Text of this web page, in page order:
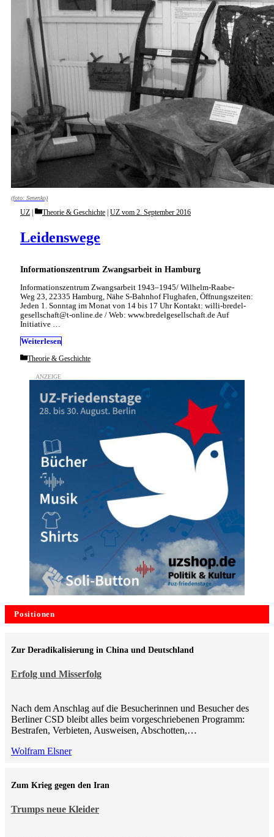
(foto: Senenko)
Informationszentrum Zwangsarbeit in Hamburg
Leidenswege
UZ Categories
Theorie & Geschichte UZ vom 2. September 2016
Informationszentrum Zwangsarbeit 1943–1945/ Wilhelm-Raabe-
Weg 23, 22335 Hamburg, Nähe S-Bahnhof Flughafen, Öffnungszeiten:
Jeden 1. Sonntag im Monat von 14 bis 17 Uhr Kontakt: willi-bredel-
gesellschaft@t-online.de / Web: www.bredelgesellschaft.de Auf
Initiative …
Weiterlesen
Categories
Theorie & Geschichte
Positionen
Erfolg und Misserfolg
Zur Deradikalisierung in China und Deutschland
Nach dem Anschlag auf die Besucherinnen und Besucher des
Berliner CSD bleibt alles beim vorgeschriebenen Programm:
Bestrafen, Verbieten, Ausweisen, Abschotten,…
Wolfram Elsner
Trumps neue Kleider
Zum Krieg gegen den Iran